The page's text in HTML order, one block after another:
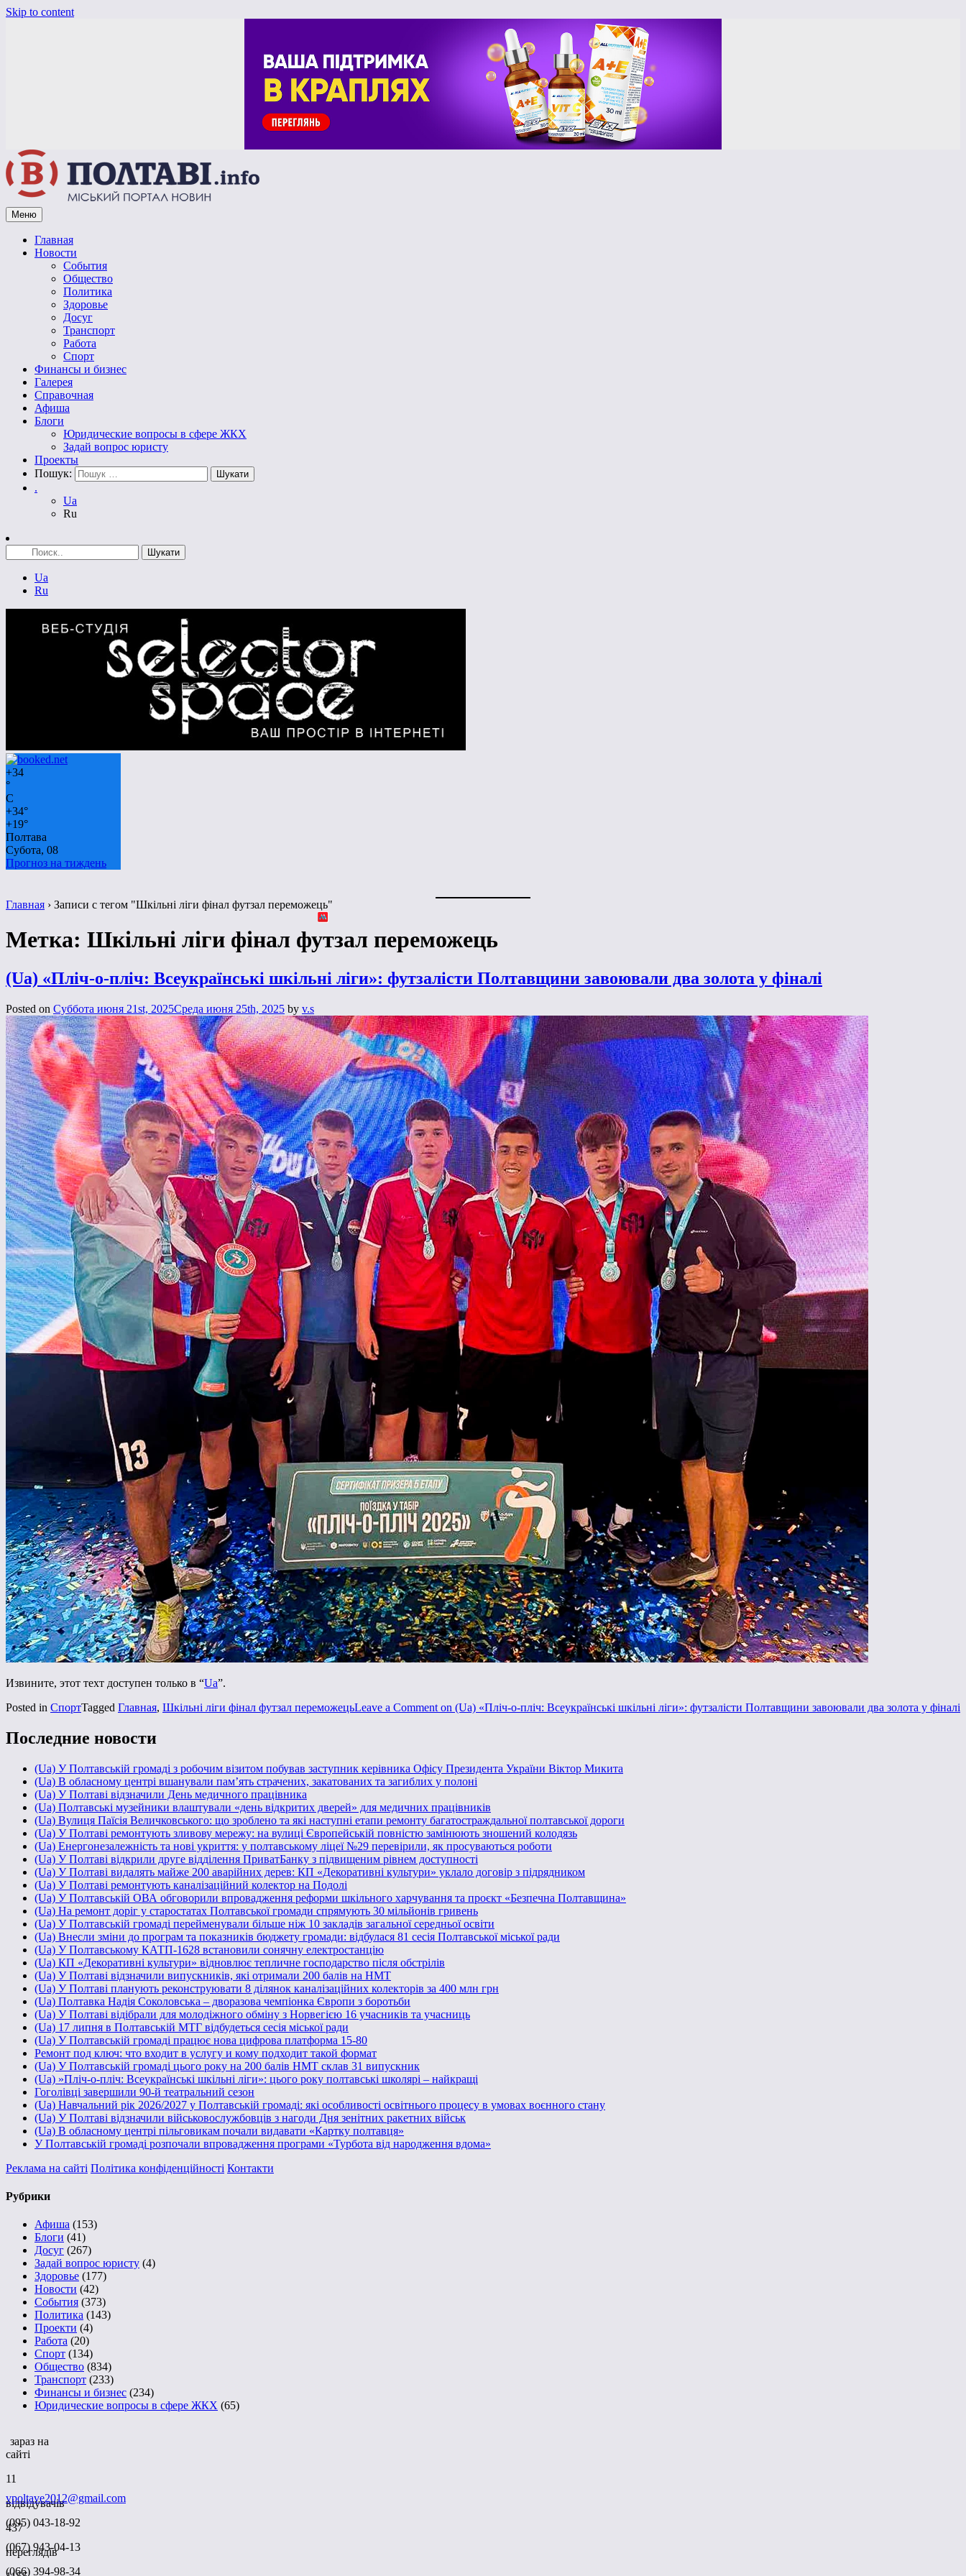
Skip to content
Vpoltave.info
Полтавский портал новостей
Меню
Главная
Новости
События
Общество
Политика
Здоровье
Досуг
Транспорт
Работа
Спорт
Финансы и бизнес
Галерея
Справочная
Афиша
Блоги
Юридические вопросы в сфере ЖКХ
Задай вопрос юристу
Проекты
Пошук:
.
Ua
Ru
Ua
Ru
+34
°
C
+34°
+19°
Полтава
Субота, 08
Прогноз на тиждень
Главная › Записи с тегом "Шкільні ліги фінал футзал переможець"
Метка: Шкільні ліги фінал футзал переможець
(Ua) «Пліч-о-пліч: Всеукраїнські шкільні ліги»: футзалісти Полтавщини завоювали два золота у фіналі
Posted on Суббота июня 21st, 2025Среда июня 25th, 2025 by v.s
Извините, этот техт доступен только в “Ua”.
Posted in СпортTagged Главная, Шкільні ліги фінал футзал переможецьLeave a Comment on (Ua) «Пліч-о-пліч: Всеукраїнські шкільні ліги»: футзалісти Полтавщини завоювали два золота у фіналі
Последние новости
(Ua) У Полтавській громаді з робочим візитом побував заступник керівника Офісу Президента України Віктор Микита
(Ua) В обласному центрі вшанували пам’ять страчених, закатованих та загиблих у полоні
(Ua) У Полтаві відзначили День медичного працівника
(Ua) Полтавські музейники влаштували «день відкритих дверей» для медичних працівників
(Ua) Вулиця Паїсія Величковського: що зроблено та які наступні етапи ремонту багатостраждальної полтавської дороги
(Ua) У Полтаві ремонтують зливову мережу: на вулиці Європейській повністю замінюють зношений колодязь
(Ua) Енергонезалежність та нові укриття: у полтавському ліцеї №29 перевірили, як просуваються роботи
(Ua) У Полтаві відкрили друге відділення ПриватБанку з підвищеним рівнем доступності
(Ua) У Полтаві видалять майже 200 аварійних дерев: КП «Декоративні культури» уклало договір з підрядником
(Ua) У Полтаві ремонтують каналізаційний колектор на Подолі
(Ua) У Полтавській ОВА обговорили впровадження реформи шкільного харчування та проєкт «Безпечна Полтавщина»
(Ua) На ремонт доріг у старостатах Полтавської громади спрямують 30 мільйонів гривень
(Ua) У Полтавській громаді перейменували більше ніж 10 закладів загальної середньої освіти
(Ua) Внесли зміни до програм та показників бюджету громади: відбулася 81 сесія Полтавської міської ради
(Ua) У Полтавському КАТП-1628 встановили сонячну електростанцію
(Ua) КП «Декоративні культури» відновлює тепличне господарство після обстрілів
(Ua) У Полтаві відзначили випускників, які отримали 200 балів на НМТ
(Ua) У Полтаві планують реконструювати 8 ділянок каналізаційних колекторів за 400 млн грн
(Ua) Полтавка Надія Соколовська – дворазова чемпіонка Європи з боротьби
(Ua) У Полтаві відібрали для молодіжного обміну з Норвегією 16 учасників та учасниць
(Ua) 17 липня в Полтавській МТГ відбудеться сесія міської ради
(Ua) У Полтавській громаді працює нова цифрова платформа 15-80
Ремонт под ключ: что входит в услугу и кому подходит такой формат
(Ua) У Полтавській громаді цього року на 200 балів НМТ склав 31 випускник
(Ua) »Пліч-о-пліч: Всеукраїнські шкільні ліги»: цього року полтавські школярі – найкращі
Гоголівці завершили 90-й театральний сезон
(Ua) Навчальний рік 2026/2027 у Полтавській громаді: які особливості освітнього процесу в умовах воєнного стану
(Ua) У Полтаві відзначили військовослужбовців з нагоди Дня зенітних ракетних військ
(Ua) В обласному центрі пільговикам почали видавати «Картку полтавця»
У Полтавській громаді розпочали впровадження програми «Турбота від народження вдома»
Реклама на сайті Політика конфіденційності Контакти
Рубрики
Афиша (153)
Блоги (41)
Досуг (267)
Задай вопрос юристу (4)
Здоровье (177)
Новости (42)
События (373)
Политика (143)
Проекти (4)
Работа (20)
Спорт (134)
Общество (834)
Транспорт (233)
Финансы и бизнес (234)
Юридические вопросы в сфере ЖКХ (65)
зараз на
сайті
11
відвідувачів
437
переглядів
vpoltave2012@gmail.com
(095) 043-18-92
(067) 943-04-13
(066) 394-98-34